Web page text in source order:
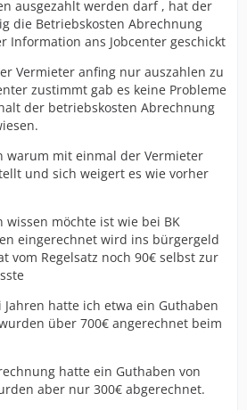
ausgezahlt werden darf , hat der
die Betriebskosten Abrechnung
Information ans Jobcenter geschickt
Vermieter anfing nur auszahlen zu
zustimmt gab es keine Probleme
der betriebskosten Abrechnung
warum mit einmal der Vermieter
und sich weigert es wie vorher
wissen möchte ist wie bei BK
eingerechnet wird ins bürgergeld
vom Regelsatz noch 90€ selbst zur
Jahren hatte ich etwa ein Guthaben
über 700€ angerechnet beim
hatte ein Guthaben von
aber nur 300€ abgerechnet.